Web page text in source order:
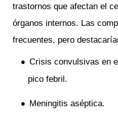
trastornos que afectan el
órganos internos. Las
frecuentes, pero
Crisis convulsivas en
pico febril.
Meningitis aséptica.